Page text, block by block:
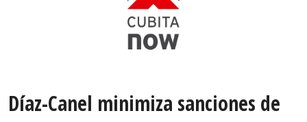
Díaz-Canel minimiza sanciones de